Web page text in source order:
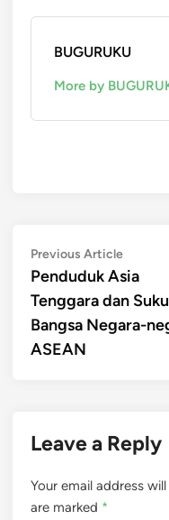
BUGURUKU
More by
Post
navigation
Previous ArticlePrevious
article:
Penduduk Asia
Tenggara dan Suku
Bangsa Negara-
ASEAN
Leave a Reply
Your email address
are marked *